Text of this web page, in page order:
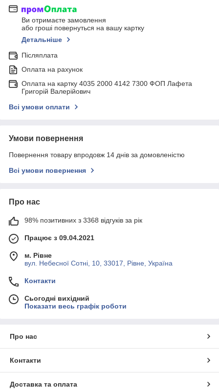
Ви отримаєте замовлення
або гроші повернуться на вашу картку
Детальніше
Післяплата
Оплата на рахунок
Оплата на картку 4035 2000 4142 7300 ФОП Лафета
Григорій Валерійович
Всі умови оплати
Умови повернення
Повернення товару впродовж 14 днів за домовленістю
Всі умови повернення
Про нас
98% позитивних з 3368 відгуків за рік
Працює з 09.04.2021
м. Рівне
вул. Небесної Сотні, 10, 33017, Рівне, Україна
Контакти
Сьогодні вихідний
Показати весь графік роботи
Про нас
Контакти
Доставка та оплата